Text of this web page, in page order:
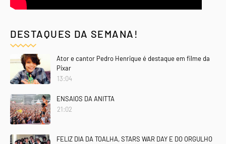
DESTAQUES DA SEMANA!
Ator e cantor Pedro Henrique é destaque em filme da
Pixar
13:04
ENSAIOS DA ANITTA
21:02
FELIZ DIA DA TOALHA, STARS WAR DAY E DO ORGULHO